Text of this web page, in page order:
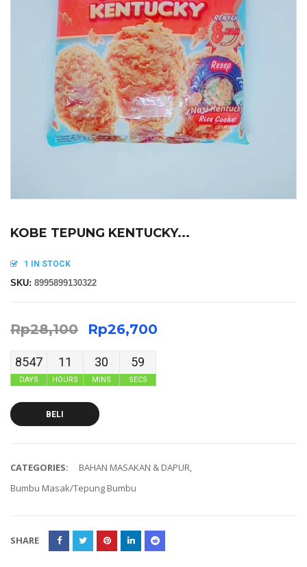
KOBE TEPUNG KENTUCKY...
1 IN STOCK
SKU: 8995899130322
Rp28,100 Rp26,700
8547
DAYS
11
HOURS
30
MINS
58
SECS
BELI
CATEGORIES: BAHAN MASAKAN & DAPUR,
Bumbu Masak/Tepung Bumbu
SHARE